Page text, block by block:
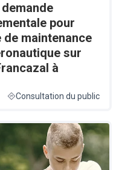
pour
maintenance
sur
à
Consultation du public